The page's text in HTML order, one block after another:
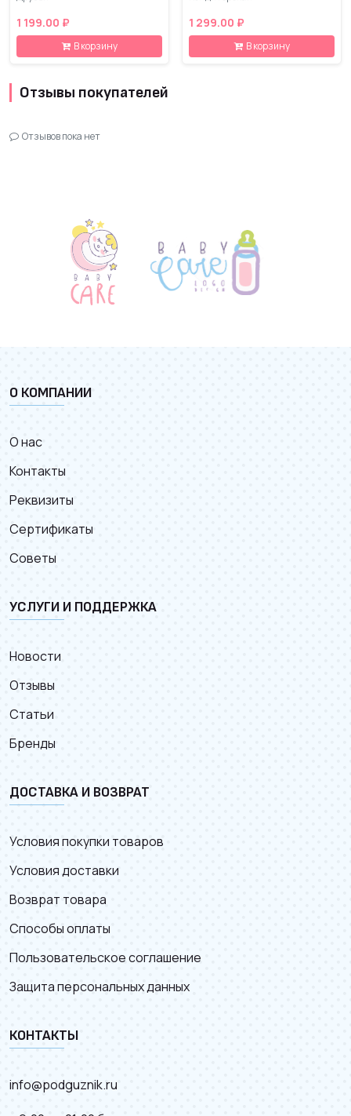
1 199.00 ₽
В корзину
1 299.00 ₽
В корзину
Отзывы покупателей
Отзывов пока нет
О КОМПАНИИ
О нас
Контакты
Реквизиты
Сертификаты
Советы
УСЛУГИ И ПОДДЕРЖКА
Новости
Отзывы
Статьи
Бренды
ДОСТАВКА И ВОЗВРАТ
Условия покупки товаров
Условия доставки
Возврат товара
Способы оплаты
Пользовательское соглашение
Защита персональных данных
КОНТАКТЫ
info@podguznik.ru